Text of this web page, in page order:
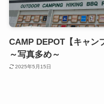
CAMP DEPOT【キャン
～写真多め～
2025年5月15日